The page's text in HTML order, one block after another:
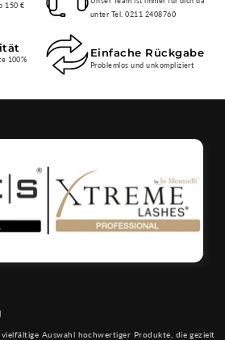
150 €
unter Tel. 0211 2408760
100%
Einfache Rückgabe
Problemlos und unkompliziert
Auswahl hochwertiger Produkte, die gezielt